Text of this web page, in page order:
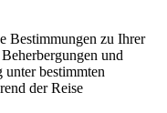
Bestimmungen zu Ihrer
und
bestimmten
der Reise